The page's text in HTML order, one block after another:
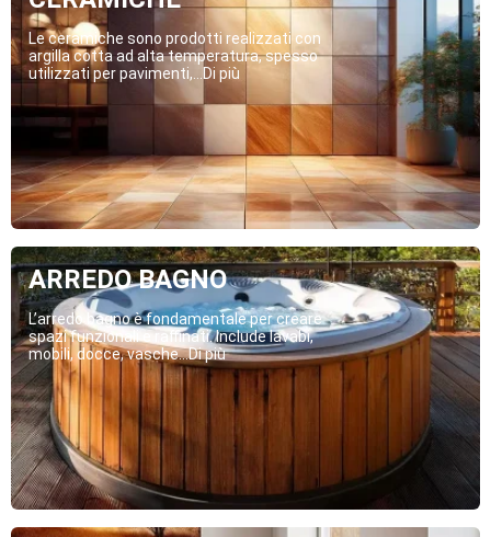
Le ceramiche sono prodotti realizzati con
argilla cotta ad alta temperatura, spesso
utilizzati per pavimenti,...Di più
ARREDO BAGNO
L’arredo bagno è fondamentale per creare
spazi funzionali e raffinati. Include lavabi,
mobili, docce, vasche...Di più